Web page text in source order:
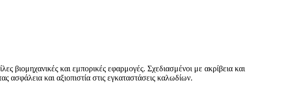
βιομηχανικές και εμπορικές εφαρμογές. Σχεδιασμένοι με ακρίβεια και
και αξιοπιστία στις εγκαταστάσεις καλωδίων.